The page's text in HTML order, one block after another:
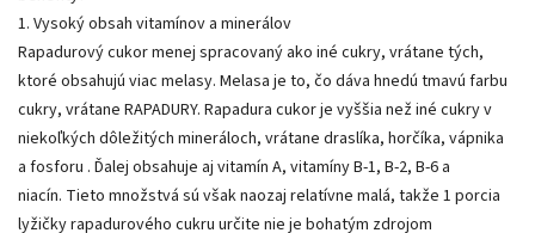
1. Vysoký obsah vitamínov a minerálov
Rapadurový cukor menej spracovaný ako iné cukry, vrátane tých,
ktoré obsahujú viac melasy. Melasa je to, čo dáva hnedú tmavú farbu
cukry, vrátane RAPADURY. Rapadura cukor je vyššia než iné cukry v
niekoľkých dôležitých mineráloch, vrátane draslíka, horčíka, vápnika
a fosforu . Ďalej obsahuje aj vitamín A, vitamíny B-1, B-2, B-6 a
niacín. Tieto množstvá sú však naozaj relatívne malá, takže 1 porcia
lyžičky rapadurového cukru určite nie je bohatým zdrojom